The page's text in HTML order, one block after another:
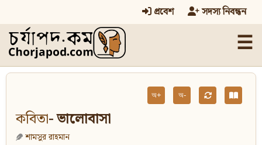
প্রবেশ সদস্য নিবন্ধন
☰
অ+ অ-
কবিতা- ভালোবাসা
শামসুর রাহমান